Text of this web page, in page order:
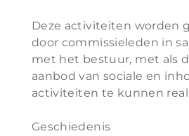
Deze activiteiten worden
door commissieleden in
met het bestuur, met als
aanbod van sociale en
activiteiten te kunnen
Geschiedenis